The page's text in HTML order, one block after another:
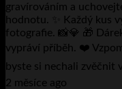
gravírováním a
hodnotu. ✨ Každý kus
fotografie. 📸💎 🎁
vypráví příběh. ❤️
byste si nechali zvěčnit
2 měsíce ago